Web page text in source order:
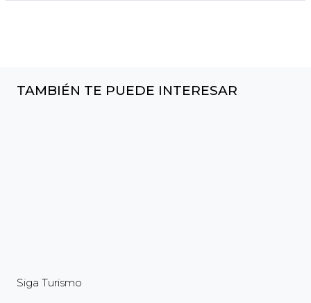
TAMBIÉN TE PUEDE INTERESAR
Siga Turismo